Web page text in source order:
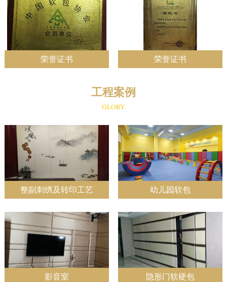
荣誉证书 荣誉证书
工程案例
GLORY
整副刺绣及转印工艺 幼儿园软包
影音室 隐形门软硬包